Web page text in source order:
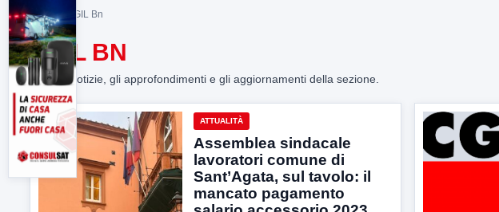
Home> CGIL Bn
CGIL BN
Tutte le notizie, gli approfondimenti e gli aggiornamenti della sezione.
ATTUALITÀ
Assemblea sindacale
lavoratori comune di
Sant’Agata, sul tavolo: il
mancato pagamento